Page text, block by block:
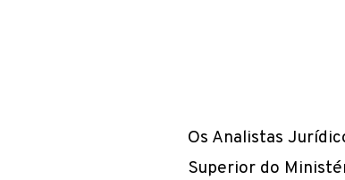
Os Analistas
Superior do